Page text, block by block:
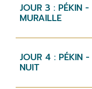
JOUR 3 : PÉKIN
MURAILLE
JOUR 4 : PÉKIN
NUIT